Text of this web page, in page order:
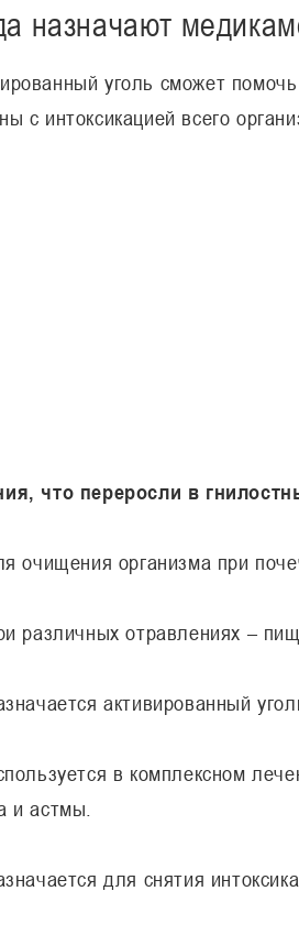
назначают
уголь сможет
с интоксикацией всего
что переросли в
очищения организма при
различных отравлениях –
активированный
в комплексном
и астмы.
для снятия